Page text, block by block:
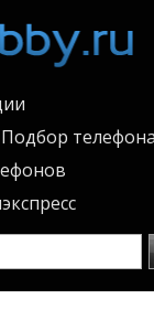
Подбор